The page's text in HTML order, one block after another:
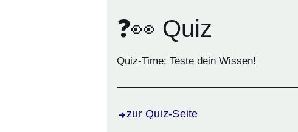
❓👀 Quiz
Quiz-Time: Teste dein Wissen!
zur Quiz-Seite